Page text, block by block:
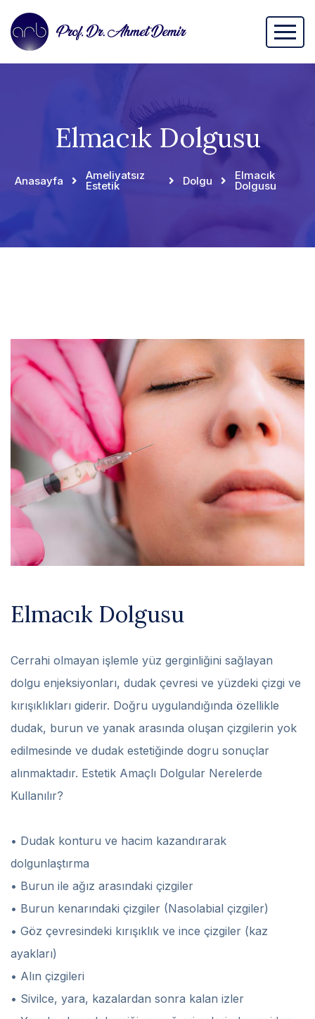
Elmacık Dolgusu
Anasayfa Ameliyatsız
Estetik Dolgu Elmacık
Dolgusu
Elmacık Dolgusu
Cerrahi olmayan işlemle yüz gerginliğini sağlayan
dolgu enjeksiyonları, dudak çevresi ve yüzdeki çizgi ve
kırışıklıkları giderir. Doğru uygulandığında özellikle
dudak, burun ve yanak arasında oluşan çizgilerin yok
edilmesinde ve dudak estetiğinde dogru sonuçlar
alınmaktadır. Estetik Amaçlı Dolgular Nerelerde
Kullanılır?
• Dudak konturu ve hacim kazandırarak
dolgunlaştırma
• Burun ile ağız arasındaki çizgiler
• Burun kenarındaki çizgiler (Nasolabial çizgiler)
• Göz çevresindeki kırışıklık ve ince çizgiler (kaz
ayakları)
• Alın çizgileri
• Sivilce, yara, kazalardan sonra kalan izler